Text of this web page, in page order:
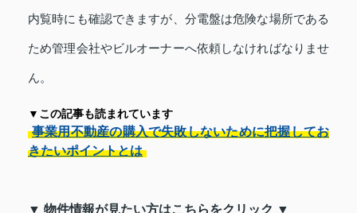
内覧時にも確認できますが、分電盤は危険な場所である
ため管理会社やビルオーナーへ依頼しなければなりませ
ん。
▼この記事も読まれています
事業用不動産の購入で失敗しないために把握してお
きたいポイントとは
▼ 物件情報が見たい方はこちらをクリック ▼